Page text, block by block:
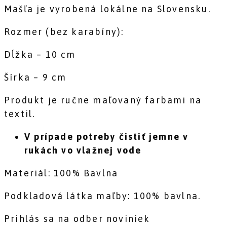
Mašľa je vyrobená lokálne na Slovensku.
Rozmer (bez karabíny):
Dĺžka – 10 cm
Šírka – 9 cm
Produkt je ručne maľovaný farbami na
textil.
V prípade potreby čistiť jemne v
rukách vo vlažnej vode
Materiál: 100% Bavlna
Podkladová látka maľby: 100% bavlna.
Prihlás sa na odber noviniek